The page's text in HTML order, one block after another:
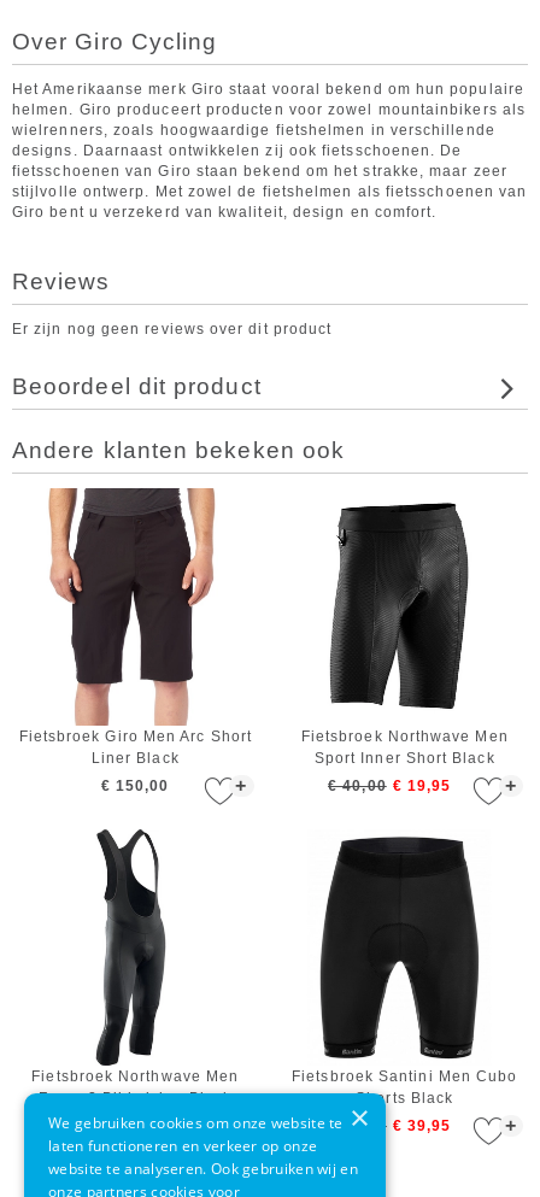
Over Giro Cycling
Het Amerikaanse merk Giro staat vooral bekend om hun populaire
helmen. Giro produceert producten voor zowel mountainbikers als
wielrenners, zoals hoogwaardige fietshelmen in verschillende
designs. Daarnaast ontwikkelen zij ook fietsschoenen. De
fietsschoenen van Giro staan bekend om het strakke, maar zeer
stijlvolle ontwerp. Met zowel de fietshelmen als fietsschoenen van
Giro bent u verzekerd van kwaliteit, design en comfort.
Reviews
Er zijn nog geen reviews over dit product
Beoordeel dit product
Andere klanten bekeken ook
+
Fietsbroek Giro Men Arc Short
Liner Black
€ 150,00
+
Fietsbroek Northwave Men
Sport Inner Short Black
€ 40,00 € 19,95
+
Fietsbroek Northwave Men
Force 2 Bibknicker Black
€ 70,00
+
Fietsbroek Santini Men Cubo
Shorts Black
€ 79,00 € 39,95
×
We gebruiken cookies om onze website te
laten functioneren en verkeer op onze
website te analyseren. Ook gebruiken wij en
onze partners cookies voor